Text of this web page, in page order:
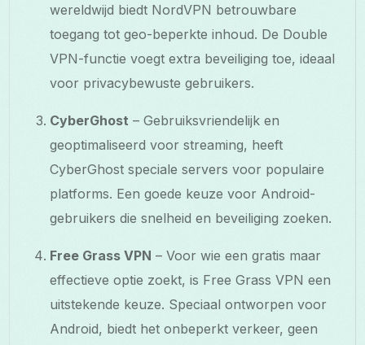
wereldwijd biedt NordVPN betrouwbare
toegang tot geo-beperkte inhoud. De Double
VPN-functie voegt extra beveiliging toe, ideaal
voor privacybewuste gebruikers.
CyberGhost – Gebruiksvriendelijk en
geoptimaliseerd voor streaming, heeft
CyberGhost speciale servers voor populaire
platforms. Een goede keuze voor Android-
gebruikers die snelheid en beveiliging zoeken.
Free Grass VPN – Voor wie een gratis maar
effectieve optie zoekt, is Free Grass VPN een
uitstekende keuze. Speciaal ontworpen voor
Android, biedt het onbeperkt verkeer, geen